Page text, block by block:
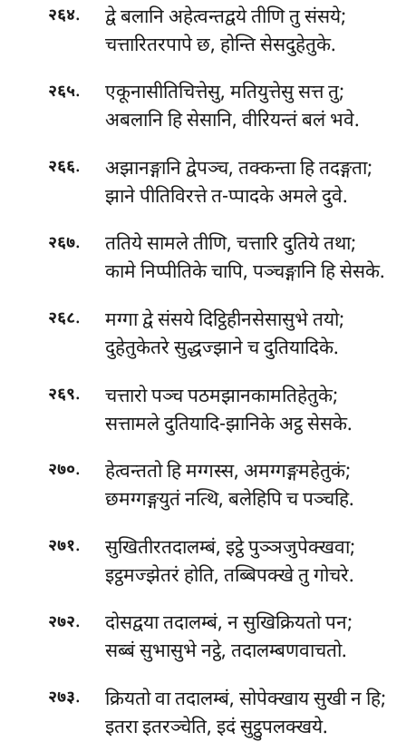
२६४. द्वेबलानि अहेत्वन्तद्वये तीणि तु संसये;
चत्तारितरपापे छ, होन्ति सेसदुहेतुके.
२६५.
एकूनासीतिचित्तेसु, मतियुत्तेसु सत्त तु;
अबलानि हि सेसानि, वीरियन्तं बलं भवे.
२६६. अझानङ्गानिद्वेपञ्च, तक्कन्ता हि तदङ्गता;
झाने पीतिविरत्ते त-प्पादके अमले दुवे.
२६७.
ततिये सामले तीणि, चत्तारि दुतिये तथा;
कामे निप्पीतिके चापि, पञ्चङ्गानि हि सेसके.
२६८.
मग्गा द्वे संसये दिट्ठिहीनसेसासुभे तयो;
दुहेतुकेतरे सुद्धज्झाने च दुतियादिके.
२६९.
चत्तारो पञ्च पठमझानकामतिहेतुके;
सत्तामले दुतियादि-झानिके अट्ठ सेसके.
२७०.
हेत्वन्ततो हि मग्गस्स, अमग्गङ्गमहेतुकं;
छमग्गङ्गयुतं नत्थि, बलेहिपि च पञ्चहि.
२७१.
सुखितीरतदालम्बं, इट्ठे पुञ्ञजुपेक्खवा;
इट्ठमज्झेतरं होति, तब्बिपक्खे तु गोचरे.
२७२.
दोसद्वया तदालम्बं, न सुखिक्रियतो पन;
सब्बं सुभासुभे नट्ठे, तदालम्बणवाचतो.
२७३.
क्रियतो वा तदालम्बं, सोपेक्खाय सुखी न हि;
इतरा इतरञ्चेति, इदं सुट्ठुपलक्खये.